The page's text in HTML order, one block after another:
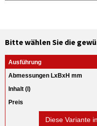
Bitte wählen Sie die
Diese Variante